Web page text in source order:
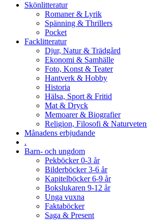
Skönlitteratur
Romaner & Lyrik
Spänning & Thrillers
Pocket
Facklitteratur
Djur, Natur & Trädgård
Ekonomi & Samhälle
Foto, Konst & Teater
Hantverk & Hobby
Historia
Hälsa, Sport & Fritid
Mat & Dryck
Memoarer & Biografier
Religion, Filosofi &
Månadens erbjudande
.
Barn- och ungdom
Pekböcker 0-3 år
Bilderböcker 3-6 år
Kapitelböcker 6-9 år
Bokslukaren 9-12 år
Unga vuxna
Faktaböcker
Saga & Present